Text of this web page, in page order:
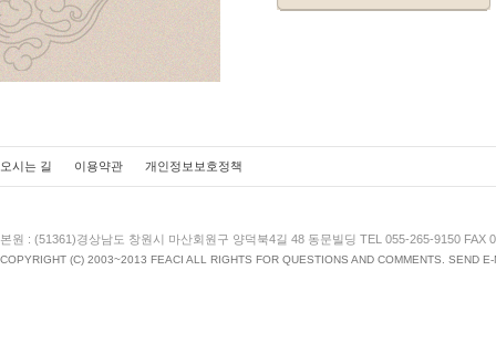
오시는 길 이용약관 개인정보보호정책
본원 : (51361)경상남도 창원시 마산회원구 양덕북4길 48 동문빌딩 TEL 055-265-9150 FAX
COPYRIGHT (C) 2003~2013 FEACI ALL RIGHTS FOR QUESTIONS AND COMMENTS. SEND